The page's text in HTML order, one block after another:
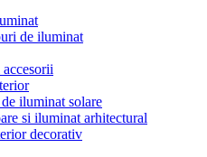
de iluminat
iluminat solare
si iluminat arhitectural
decorativ